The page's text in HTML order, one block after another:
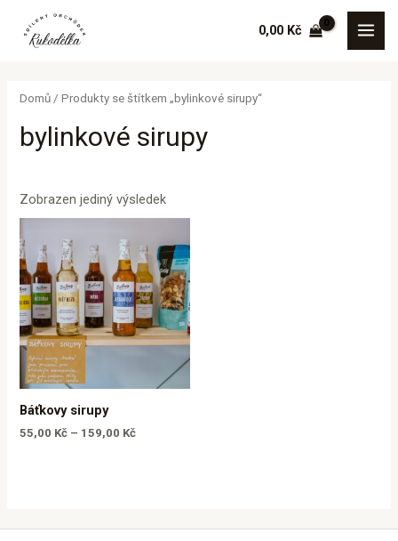
Přeskočit
0,00 Kč
Domů / Produkty se štítkem „bylinkové sirupy“
bylinkové sirupy
Zobrazen jediný výsledek
Báťkovy sirupy
55,00 Kč – 159,00 Kč